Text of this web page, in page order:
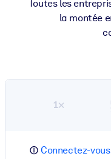
Toutes les
la montée
1×
Connectez-vous